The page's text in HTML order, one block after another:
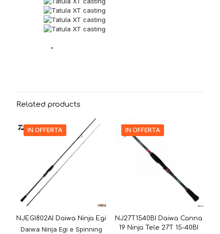
Related products
IN OFFERTA
NJEGI802AI Daiwa Ninja Egi
Daiwa Ninja Egi e Spinning
IN OFFERTA
NJ27T1540BI Daiwa Canna
19 Ninja Tele 27T 15-40BI